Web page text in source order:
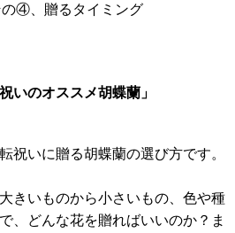
の④、贈るタイミング
いのオススメ胡蝶蘭」
祝いに贈る胡蝶蘭の選び方です。
きいものから小さいもの、色や種
、どんな花を贈ればいいのか？ま